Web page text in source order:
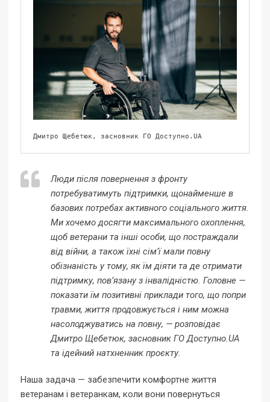
Дмитро Щебетюк, засновник ГО Доступно.UA
Люди після повернення з фронту
потребуватимуть підтримки, щонайменше в
базових потребах активного соціального життя.
Ми хочемо досягти максимального охоплення,
щоб ветерани та інші особи, що постраждали
від війни, а також їхні сім’ї мали повну
обізнаність у тому, як їм діяти та де отримати
підтримку, пов’язану з інвалідністю. Головне —
показати їм позитивні приклади того, що попри
травми, життя продовжується і ним можна
насолоджуватись на повну, — розповідає
Дмитро Щебетюк, засновник ГО Доступно.UA
та ідейний натхненник проєкту.
Наша задача — забезпечити комфортне життя
ветеранам і ветеранкам, коли вони повернуться